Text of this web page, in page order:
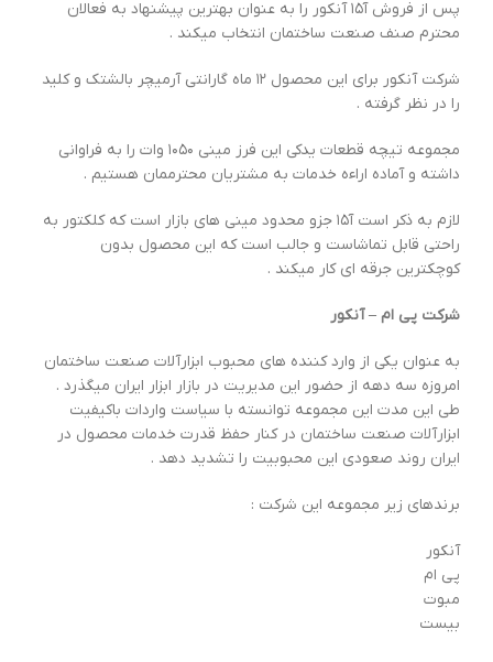
پس از فروش آ۱۵ آنکور را به عنوان بهترین پیشنهاد به فعالان
محترم صنف صنعت ساختمان انتخاب میکند .
شرکت آنکور برای این محصول ۱۲ ماه گارانتی آرمیچر بالشتک و کلید
را در نظر گرفته .
مجموعه تیچه قطعات یدکی این فرز مینی ۱۰۵۰ وات را به فراوانی
داشته و آماده اراءه خدمات به مشتریان محترممان هستیم .
لازم به ذکر است آ۱۵ جزو محدود مینی های بازار است که کلکتور به
راحتی قابل تماشاست و جالب است که این محصول بدون
کوچکترین جرقه ای کار میکند .
شرکت پی ام – آنکور
به عنوان یکی از وارد کننده های محبوب ابزارآلات صنعت ساختمان
امروزه سه دهه از حضور این مدیریت در بازار ابزار ایران میگذرد .
طی این مدت این مجموعه توانسته با سیاست واردات باکیفیت
ابزارآلات صنعت ساختمان در کنار حفظ قدرت خدمات محصول در
ایران روند صعودی این محبوبیت را تشدید دهد .
برندهای زیر مجموعه این شرکت :
آنکور
پی ام
مبوت
بیست